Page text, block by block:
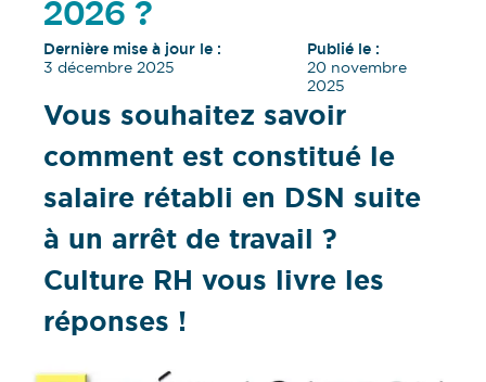
2026 ?
Dernière mise à jour le :
3 décembre 2025
Publié le :
20 novembre
2025
Vous souhaitez savoir
comment est constitué le
salaire rétabli en DSN suite
à un arrêt de travail ?
Culture RH vous livre les
réponses !